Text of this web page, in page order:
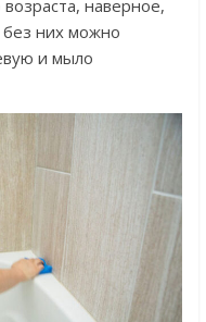
наверное,
без них можно
и мыло